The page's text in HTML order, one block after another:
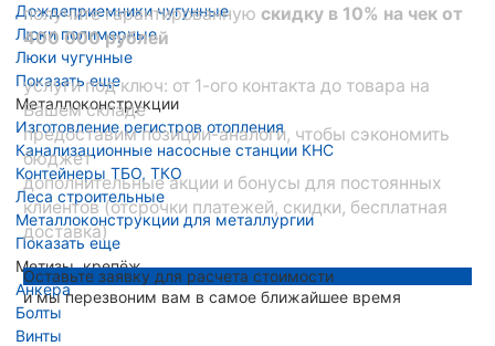
Дождеприемники чугунные
Люки полимерные
Люки чугунные
Показать еще
Металлоконструкции
Изготовление регистров отопления
Канализационные насосные станции КНС
Контейнеры ТБО, ТКО
Леса строительные
Металлоконструкции для металлургии
Показать еще
Метизы, крепёж
Анкера
Болты
Винты
получите гарантированную скидку в 10% на чек от
400 000 рублей
услуги под ключ: от 1-ого контакта до товара на
Вашем складе
предоставим позиции-аналоги, чтобы сэкономить
бюджет
дополнительные акции и бонусы для постоянных
клиентов (отсрочки платежей, скидки, бесплатная
доставка)
Оставьте заявку для расчета стоимости
и мы перезвоним вам в самое ближайшее время